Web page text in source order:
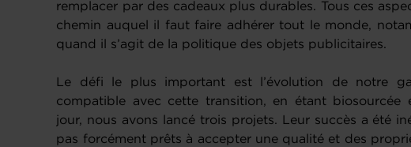
remplacer par des cadeaux plus durables. Tous ces
chemin auquel il faut faire adhérer tout le monde,
quand il s’agit de la politique des objets publicitaires.
Le défi le plus important est l’évolution de notre
compatible avec cette transition, en étant biosourcée
jour, nous avons lancé trois projets. Leur succès a été
pas forcément prêts à accepter une qualité et des